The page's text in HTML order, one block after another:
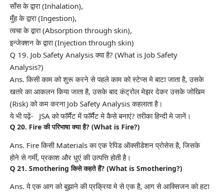
साँस के द्वारा (Inhalation),
मुँह के द्वारा (Ingestion),
त्वचा के द्वारा (Absorption through skin),
इन्जेक्शन के द्वारा (Injection through skin)
Q 19. Job Safety Analysis क्या है? (What is Job Safety
Analysis?)
Ans. किसी काम को शुरू करने से पहले काम को स्टेप्स मे बाटा जाता है, उसके
खतरे का आकलन किया जाता है, उसके बाद कंट्रोल मेझर देकर उसके जोखिम
(Risk) को कम करना Job Safety Analysis कहलाता है।
ये भी पढ़ें- JSA को फॉर्मैट में फॉर्मैट मे कैसे बनाएं? तरीका हिन्दी मे जानें।
Q 20. Fire की परिभाषा क्या है? (What is Fire?)
Ans. Fire किसी Materials का एक रेपिड ऑक्सीडेशन प्रोसेस है, जिसके
होने से गर्मी, प्रकाश और धुएं की उत्पत्ति होती है।
Q 21. Smothering किसे कहते हैं? (What is Smothering?)
Ans. ये एक आग को बुझाने की प्रक्रिया मे से एक है, आग से आक्सिजन को हटा